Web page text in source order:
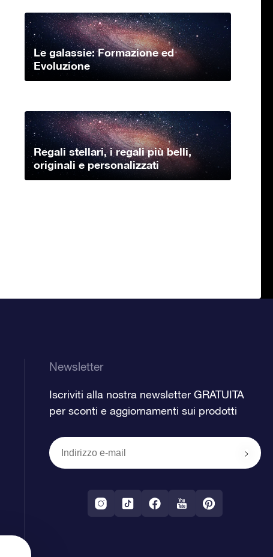
Le galassie: Formazione ed
Evoluzione
Regali stellari, i regali più belli,
originali e personalizzati
Newsletter
Iscriviti alla nostra newsletter GRATUITA
per sconti e aggiornamenti sui prodotti